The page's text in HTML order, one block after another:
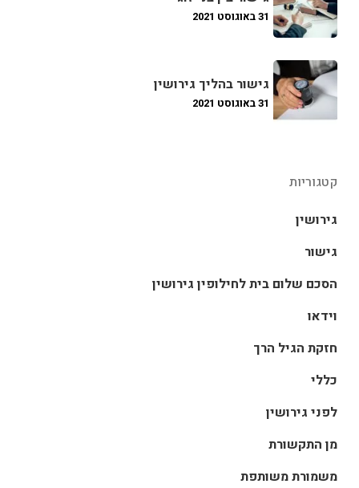
31 באוגוסט 2021
גישור בהליך גירושין
31 באוגוסט 2021
קטגוריות
גירושין
גישור
הסכם שלום בית לחילופין גירושין
וידאו
חזקת הגיל הרך
כללי
לפני גירושין
מן התקשורת
משמורת משותפת